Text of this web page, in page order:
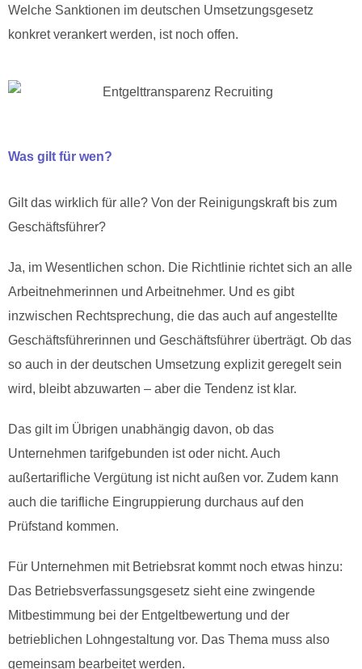
Welche Sanktionen im deutschen Umsetzungsgesetz
konkret verankert werden, ist noch offen.
Was gilt für wen?
Gilt das wirklich für alle? Von der Reinigungskraft bis zum
Geschäftsführer?
Ja, im Wesentlichen schon. Die Richtlinie richtet sich an alle
Arbeitnehmerinnen und Arbeitnehmer. Und es gibt
inzwischen Rechtsprechung, die das auch auf angestellte
Geschäftsführerinnen und Geschäftsführer überträgt. Ob das
so auch in der deutschen Umsetzung explizit geregelt sein
wird, bleibt abzuwarten – aber die Tendenz ist klar.
Das gilt im Übrigen unabhängig davon, ob das
Unternehmen tarifgebunden ist oder nicht. Auch
außertarifliche Vergütung ist nicht außen vor. Zudem kann
auch die tarifliche Eingruppierung durchaus auf den
Prüfstand kommen.
Für Unternehmen mit Betriebsrat kommt noch etwas hinzu:
Das Betriebsverfassungsgesetz sieht eine zwingende
Mitbestimmung bei der Entgeltbewertung und der
betrieblichen Lohngestaltung vor. Das Thema muss also
gemeinsam bearbeitet werden.